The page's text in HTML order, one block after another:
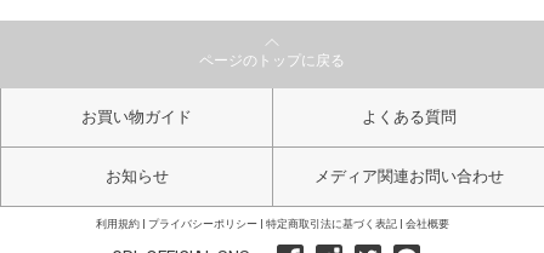
ページのトップに戻る
お買い物ガイド よくある質問
お知らせ メディア関連お問い合わせ
利用規約 プライバシーポリシー 特定商取引法に基づく表記 会社概要